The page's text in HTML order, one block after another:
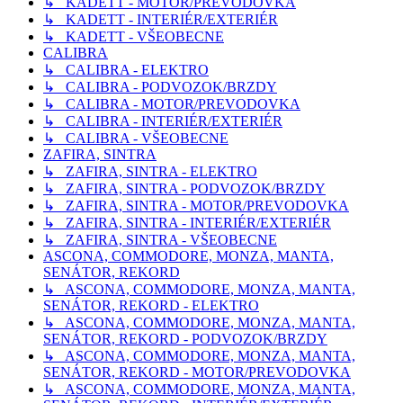
↳ KADETT - INTERIÉR/EXTERIÉR
↳ KADETT - VŠEOBECNE
CALIBRA
↳ CALIBRA - ELEKTRO
↳ CALIBRA - PODVOZOK/BRZDY
↳ CALIBRA - MOTOR/PREVODOVKA
↳ CALIBRA - INTERIÉR/EXTERIÉR
↳ CALIBRA - VŠEOBECNE
ZAFIRA, SINTRA
↳ ZAFIRA, SINTRA - ELEKTRO
↳ ZAFIRA, SINTRA - PODVOZOK/BRZDY
↳ ZAFIRA, SINTRA - MOTOR/PREVODOVKA
↳ ZAFIRA, SINTRA - INTERIÉR/EXTERIÉR
↳ ZAFIRA, SINTRA - VŠEOBECNE
ASCONA, COMMODORE, MONZA, MANTA,
SENÁTOR, REKORD
↳ ASCONA, COMMODORE, MONZA, MANTA,
SENÁTOR, REKORD - ELEKTRO
↳ ASCONA, COMMODORE, MONZA, MANTA,
SENÁTOR, REKORD - PODVOZOK/BRZDY
↳ ASCONA, COMMODORE, MONZA, MANTA,
SENÁTOR, REKORD - MOTOR/PREVODOVKA
↳ ASCONA, COMMODORE, MONZA, MANTA,